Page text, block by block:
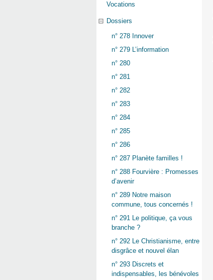
Vocations
Dossiers
n° 278 Innover
n° 279 L’information
n° 280
n° 281
n° 282
n° 283
n° 284
n° 285
n° 286
n° 287 Planète familles !
n° 288 Fourvière : Promesses
d’avenir
n° 289 Notre maison
commune, tous concernés !
n° 291 Le politique, ça vous
branche ?
n° 292 Le Christianisme, entre
disgrâce et nouvel élan
n° 293 Discrets et
indispensables, les bénévoles